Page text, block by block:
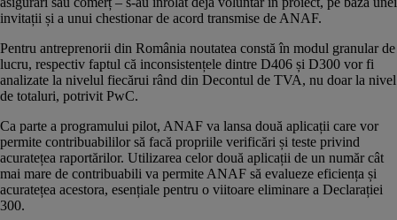
invitații și a unui chestionar de acord transmise de ANAF.
Pentru antreprenorii din România noutatea constă în modul granular de
lucru, respectiv faptul că inconsistențele dintre D406 și D300 vor fi
analizate la nivelul fiecărui rând din Decontul de TVA, nu doar la nivel
de totaluri, potrivit PwC.
Ca parte a programului pilot, ANAF va lansa două aplicații care vor
permite contribuabililor să facă propriile verificări și teste privind
acuratețea raportărilor. Utilizarea celor două aplicații de un număr cât
mai mare de contribuabili va permite ANAF să evalueze eficiența și
acuratețea acestora, esențiale pentru o viitoare eliminare a Declarației
300.